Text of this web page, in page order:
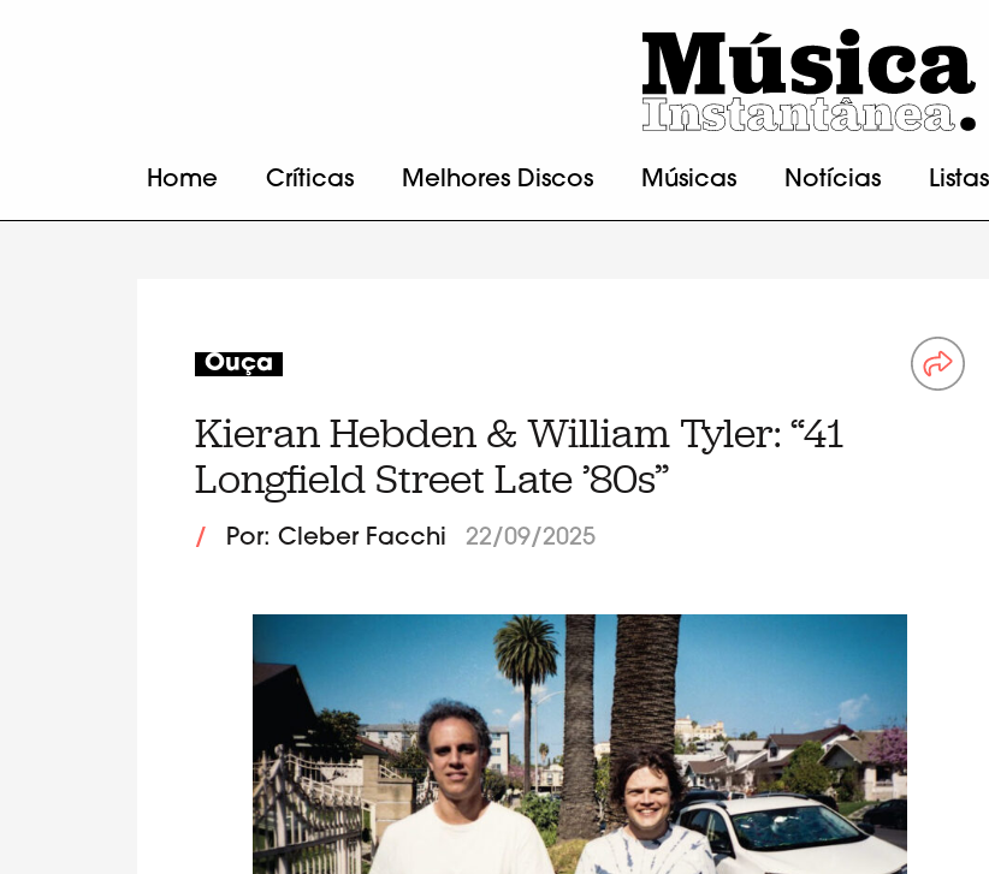
Home Críticas Melhores Discos Músicas Notícias Listas
Ouça
Kieran Hebden & William Tyler: “41
Longfield Street Late ’80s”
/ Por: Cleber Facchi 22/09/2025